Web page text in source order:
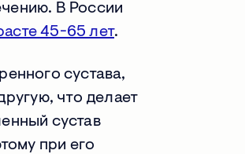
В России
45-65 лет.
сустава,
что делает
сустав
при его